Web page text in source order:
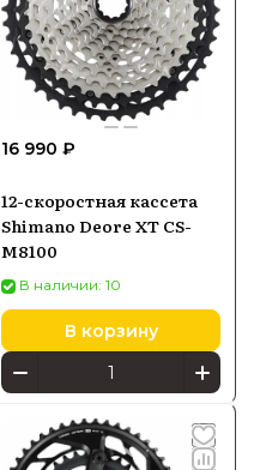
16 990 ₽
12-скоростная кассета
Shimano Deore XT CS-
M8100
В наличии: 10
В корзину